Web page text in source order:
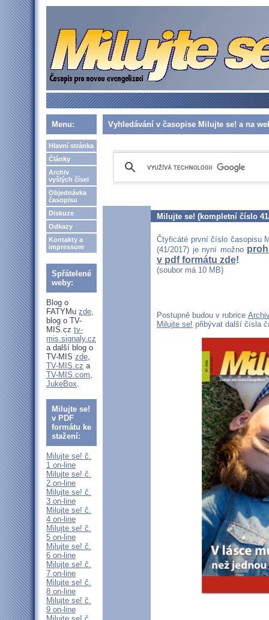
Menu:
Hlavní stránka
Články
Archiv
vyšlých čísel
Objednávka
časopisu
Diskuze
Odkazy
Kontakty a
impressum
Spřátelené
weby:
Blog o
FATYMu zde,
blog o TV-
MIS.cz tv-
mis.signaly.cz
a další blog o
TV-MIS zde,
TV-MIS.cz a
TV-MIS.com,
JukeBox.
Milujte se!
v PDF
formátu ke
stažení:
Milujte se! č.
1 on-line
Milujte se! č.
2 on-line
Milujte se! č.
3 on-line
Milujte se! č.
4 on-line
Milujte se! č.
5 on-line
Milujte se! č.
6 on-line
Milujte se! č.
7 on-line
Milujte se! č.
8 on-line
Milujte se! č.
9 on-line
Vyhledávání v časopise Milujte se! a na
Milujte se! (kompletní číslo
Čtyřicáté první číslo časopisu
(41/2017) je nyní možno
v pdf formátu zde!
(soubor má 10 MB)
Postupně budou v rubrice
Milujte se! přibývat další čísla